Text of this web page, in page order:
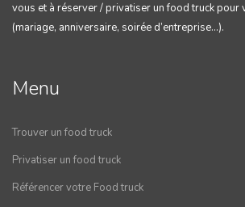
vous et à réserver / privatiser un food truck pour
(mariage, anniversaire, soirée d’entreprise…).
Menu
Trouver un food truck
Privatiser un food truck
Référencer votre Food truck